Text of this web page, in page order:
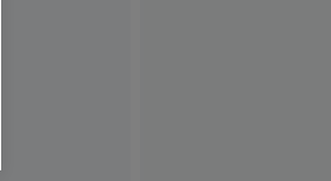
i nostri
valutare il livello di coinvolgimento,